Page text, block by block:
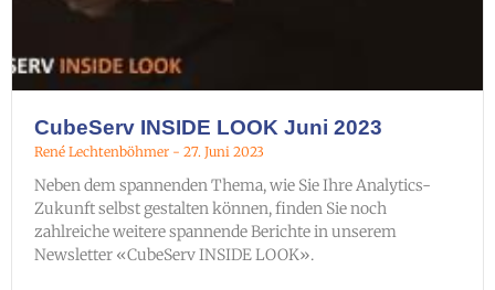
CubeServ INSIDE LOOK Juni 2023
René Lechtenböhmer 27. Juni 2023
Neben dem spannenden Thema, wie Sie Ihre Analytics-
Zukunft selbst gestalten können, finden Sie noch
zahlreiche weitere spannende Berichte in unserem
Newsletter «CubeServ INSIDE LOOK».